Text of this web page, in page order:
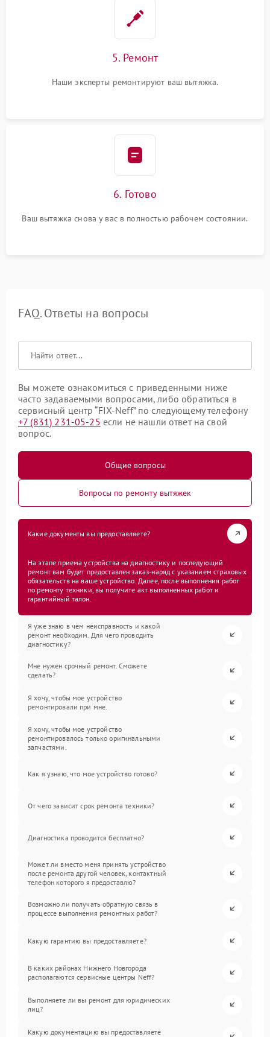
5. Ремонт
Наши эксперты ремонтируют ваш вытяжка.
6. Готово
Ваш вытяжка снова у вас в полностью рабочем состоянии.
FAQ. Ответы на вопросы
Вы можете ознакомиться с приведенными ниже
часто задаваемыми вопросами, либо обратиться в
сервисный центр “FIX-Neff” по следующему телефону
+7 (831) 231-05-25 если не нашли ответ на свой
вопрос.
Общие вопросы
Вопросы по ремонту вытяжек
Какие документы вы предоставляете?
На этапе приема устройства на диагностику и последующий
ремонт вам будет предоставлен заказ-наряд с указанием страховых
обязательств на ваше устройство. Далее, после выполнения работ
по ремонту техники, вы получите акт выполненных работ и
гарантийный талон.
Я уже знаю в чем неисправность и какой
ремонт необходим. Для чего проводить
диагностику?
Мне нужен срочный ремонт. Сможете
сделать?
Я хочу, чтобы мое устройство
ремонтировали при мне.
Я хочу, чтобы мое устройство
ремонтировалось только оригинальными
запчастями.
Как я узнаю, что мое устройство готово?
От чего зависит срок ремонта техники?
Диагностика проводится бесплатно?
Может ли вместо меня принять устройство
после ремонта другой человек, контактный
телефон которого я предоставлю?
Возможно ли получать обратную связь в
процессе выполнения ремонтных работ?
Какую гарантию вы предоставляете?
В каких районах Нижнего Новгорода
располагаются сервисные центры Neff?
Выполняете ли вы ремонт для юридических
лиц?
Какую документацию вы предоставляете